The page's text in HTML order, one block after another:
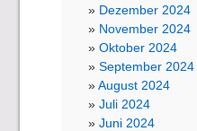
Dezember 2024
November 2024
Oktober 2024
September 2024
August 2024
Juli 2024
Juni 2024